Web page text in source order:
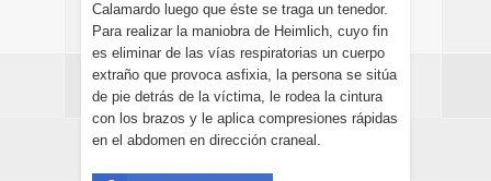
Calamardo luego que éste se traga un tenedor.
Para realizar la maniobra de Heimlich, cuyo fin
es eliminar de las vías respiratorias un cuerpo
extraño que provoca asfixia, la persona se sitúa
de pie detrás de la víctima, le rodea la cintura
con los brazos y le aplica compresiones rápidas
en el abdomen en dirección craneal.